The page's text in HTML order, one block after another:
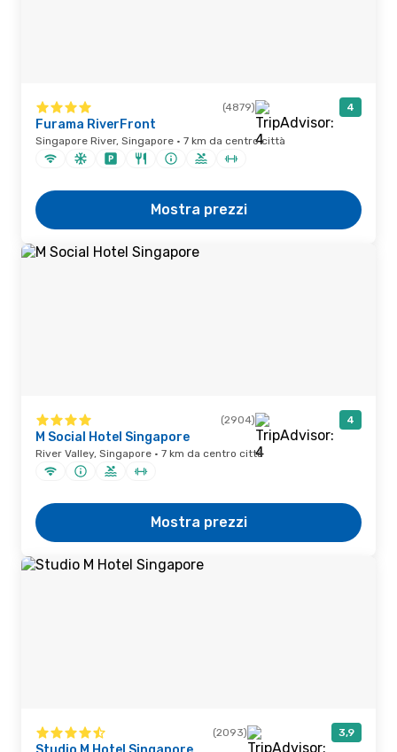
(4879) 4
Furama RiverFront
Singapore River, Singapore · 7 km da centro città
Mostra prezzi
(2904) 4
M Social Hotel Singapore
River Valley, Singapore · 7 km da centro città
Mostra prezzi
(2093) 3,9